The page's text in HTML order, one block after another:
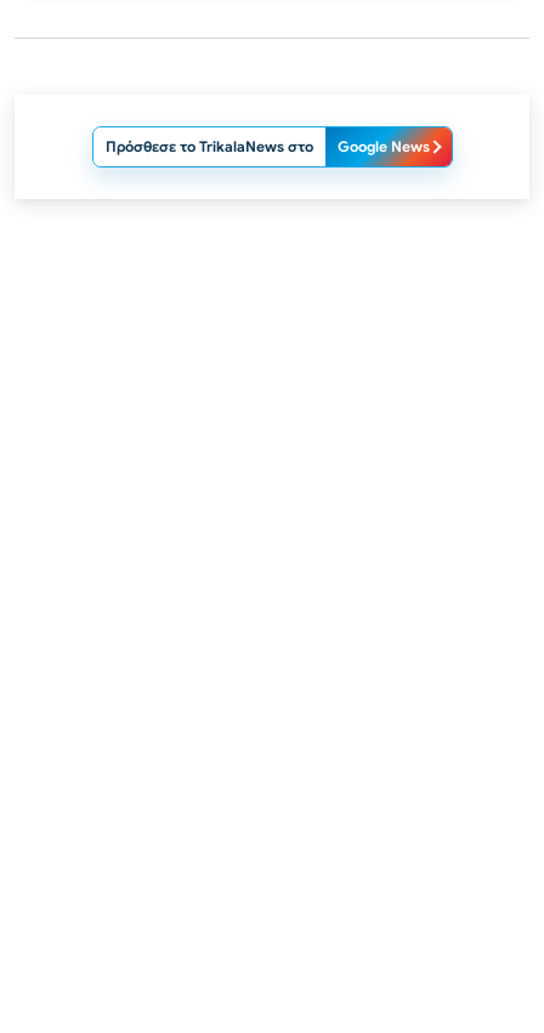
Πρόσθεσε το TrikalaNews στο Google News